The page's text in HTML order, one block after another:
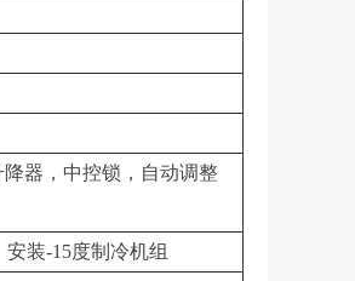
器，中控锁，自动调整
装-15度制冷机组